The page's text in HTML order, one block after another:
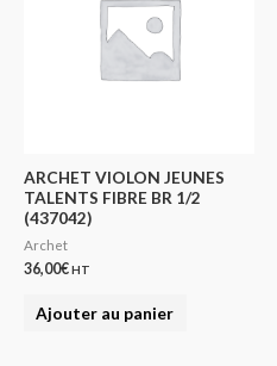
ARCHET VIOLON JEUNES
TALENTS FIBRE BR 1/2
(437042)
Archet
36,00€HT
Ajouter au panier